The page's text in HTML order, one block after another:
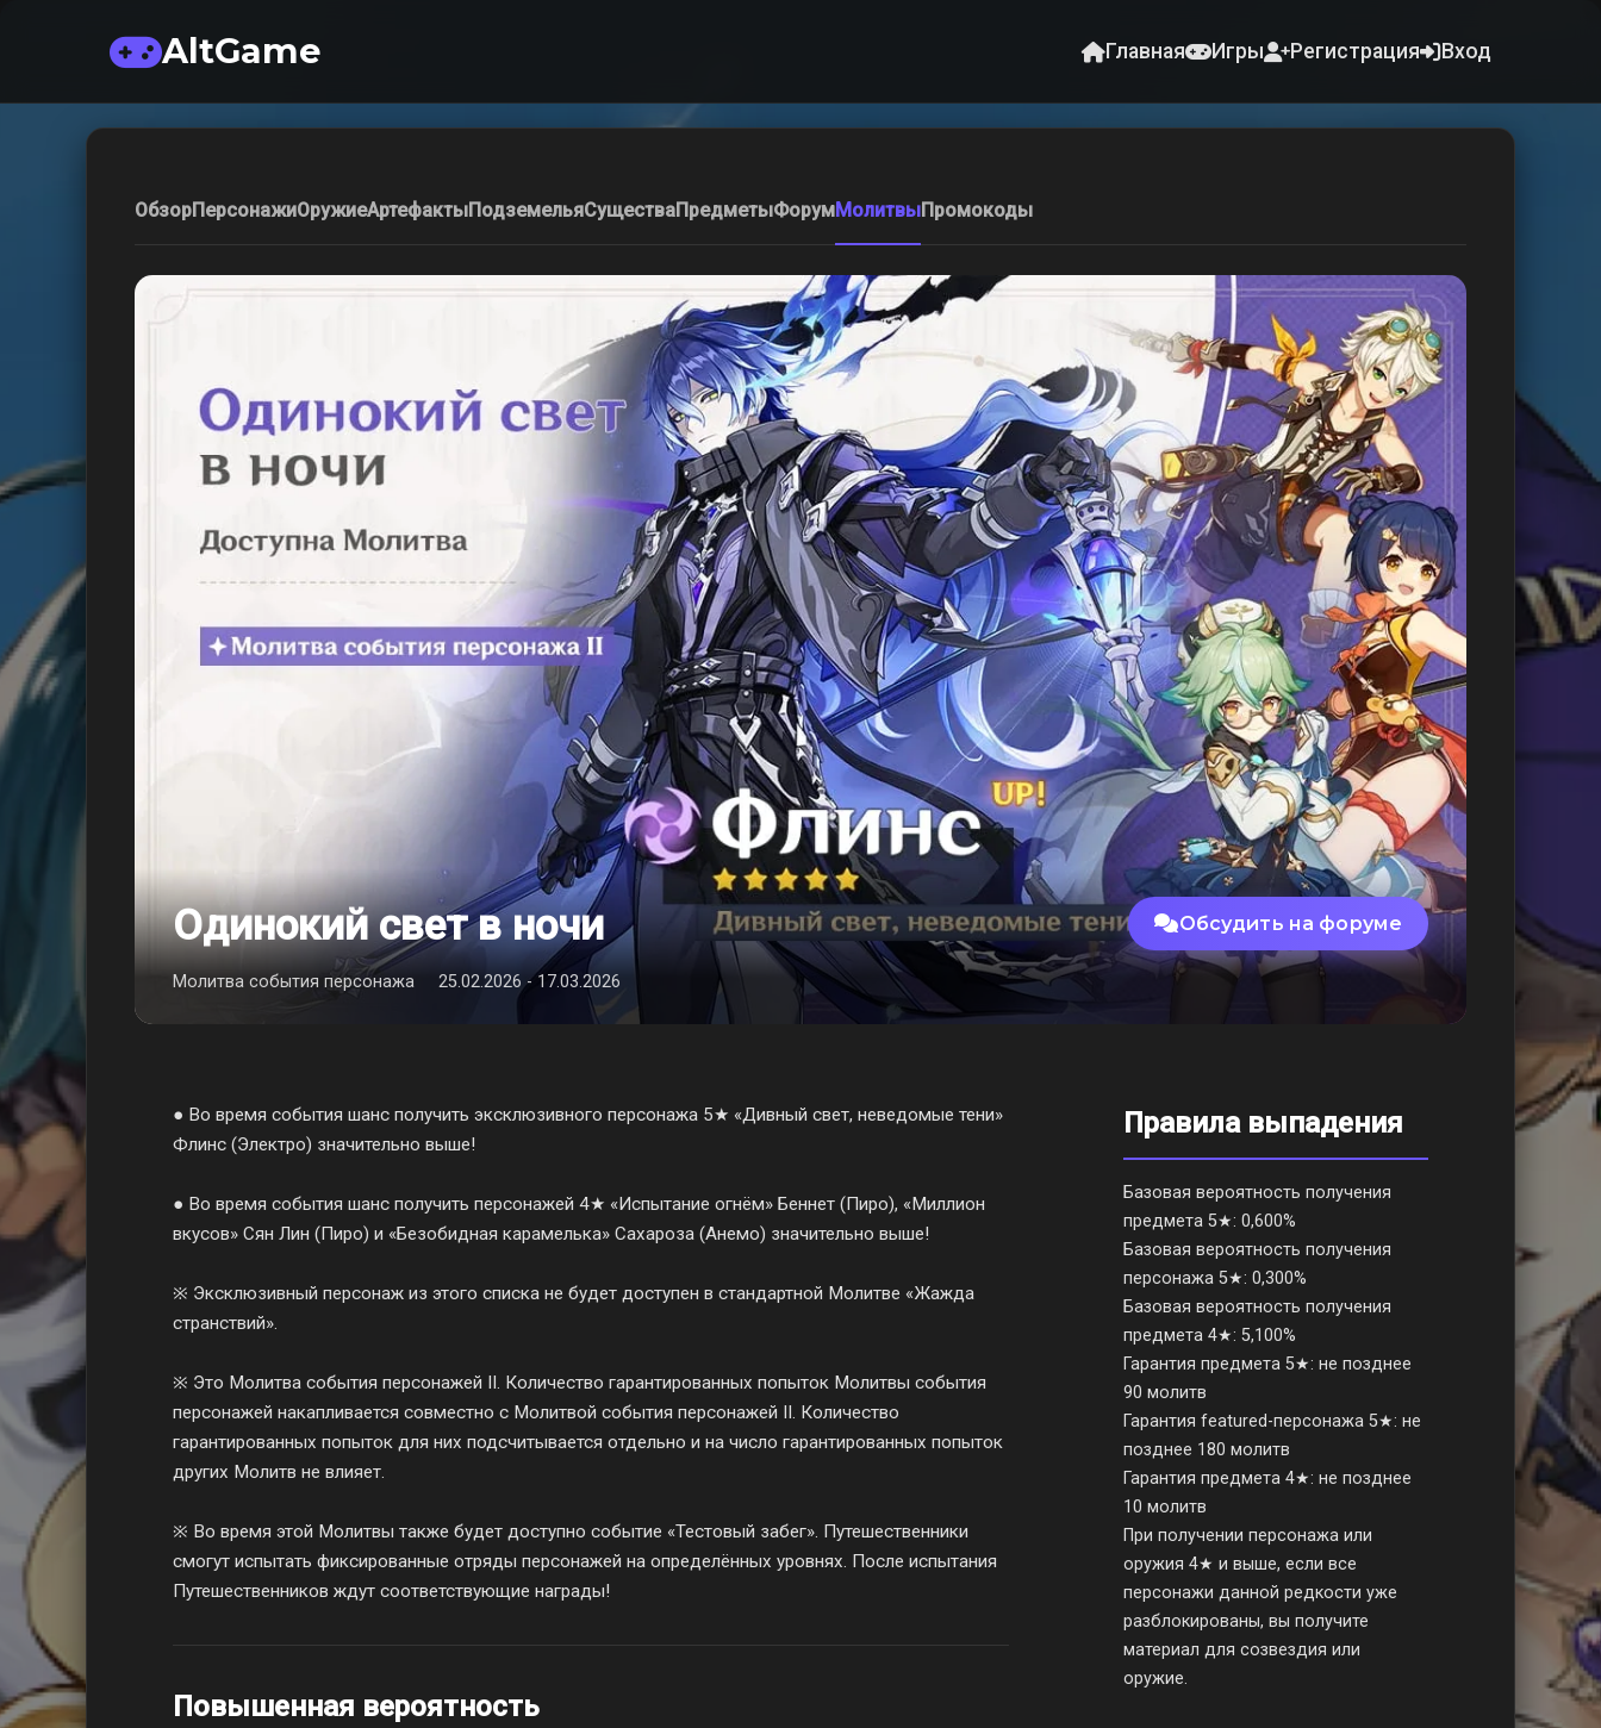
AltGame Главная Игры Регистрация Вход
ОбзорПерсонажиОружиеАртефактыПодземельяСуществаПредметыФорумМолитвыПромокоды
Одинокий свет в ночи Обсудить на форуме
Молитва события персонажа 25.02.2026 - 17.03.2026
● Во время события шанс получить эксклюзивного персонажа 5★ «Дивный свет, неведомые тени»
Флинс (Электро) значительно выше!
● Во время события шанс получить персонажей 4★ «Испытание огнём» Беннет (Пиро), «Миллион
вкусов» Сян Лин (Пиро) и «Безобидная карамелька» Сахароза (Анемо) значительно выше!
※ Эксклюзивный персонаж из этого списка не будет доступен в стандартной Молитве «Жажда
странствий».
※ Это Молитва события персонажей II. Количество гарантированных попыток Молитвы события
персонажей накапливается совместно с Молитвой события персонажей II. Количество
гарантированных попыток для них подсчитывается отдельно и на число гарантированных попыток
других Молитв не влияет.
※ Во время этой Молитвы также будет доступно событие «Тестовый забег». Путешественники
смогут испытать фиксированные отряды персонажей на определённых уровнях. После испытания
Путешественников ждут соответствующие награды!
Повышенная вероятность
Правила выпадения
Базовая вероятность получения
предмета 5★: 0,600%
Базовая вероятность получения
персонажа 5★: 0,300%
Базовая вероятность получения
предмета 4★: 5,100%
Гарантия предмета 5★: не позднее
90 молитв
Гарантия featured-персонажа 5★: не
позднее 180 молитв
Гарантия предмета 4★: не позднее
10 молитв
При получении персонажа или
оружия 4★ и выше, если все
персонажи данной редкости уже
разблокированы, вы получите
материал для созвездия или
оружие.